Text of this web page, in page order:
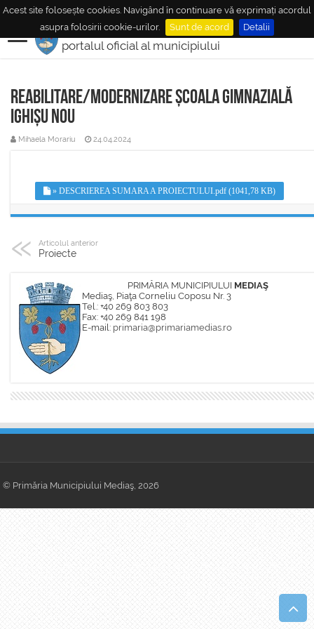
Acest site folosește cookies. Navigând în continuare vă exprimați acordul
asupra folosirii cookie-urilor.
Sunt de acord Detalii
MUNICIPIULMEDIAŞ
portalul oficial al municipiului
Reabilitare/modernizare Școala Gimnazială
Ighișu Nou
Mihaela Morariu 24.04.2024
» DESCRIEREA SUMARA A PROIECTULUI.pdf (1041,78 KB)
Articolul anterior
Proiecte
PRIMĂRIA MUNICIPIULUI MEDIAŞ
Mediaş, Piaţa Corneliu Coposu Nr. 3
Tel.: +40 269 803 803
Fax: +40 269 841 198
E-mail: primaria@primariamedias.ro
© Primăria Municipiului Mediaş, 2026